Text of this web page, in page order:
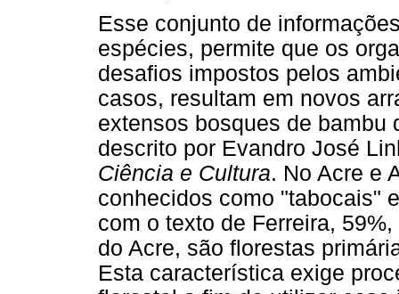
Esse conjunto de
espécies, permite que os
desafios impostos pelos
casos, resultam em novos
extensos bosques de bambu
descrito por Evandro José
Ciência e Cultura. No Acre e
conhecidos como "tabocais"
com o texto de Ferreira,
do Acre, são florestas
Esta característica exige